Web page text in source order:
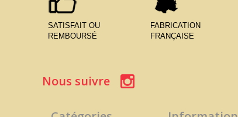
SATISFAIT OU
REMBOURSÉ
FABRICATION
FRANÇAISE
Nous suivre